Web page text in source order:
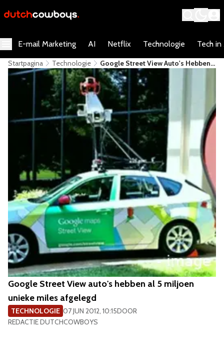
E-mail Marketing AI Netflix Technologie Tech in
Startpagina Technologie
Google Street View Auto's Hebben
Al 5 Miljoen Unieke Miles Afgelegd
Google Street View auto's hebben al 5 miljoen
unieke miles afgelegd
TECHNOLOGIE 07 JUN 2012, 10:15DOOR
REDACTIE DUTCHCOWBOYS